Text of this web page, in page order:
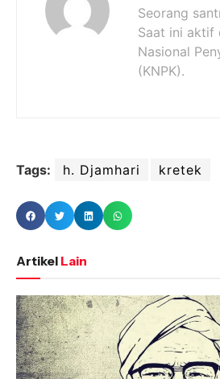
Seorang
Saat ini aktif
Nasional
(KNPK).
Tags: h. Djamhari kretek
Artikel Lain